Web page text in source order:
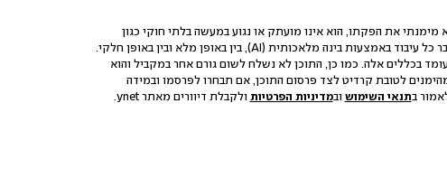
את הפקתו, הוא אינו מועתק או נגוע במעשה בלתי חוקי כגון
הסגת גבול ופגיעה בפרטיות. התוכן לא הופק, לא נערך ולא עבר כל עיבוד באמצעות בינה מלאכותית (AI), בין באופן מלא ובין באופן חלקי.
בכללים אלה. כמו כן, התוכן לא נשלח לשום גורם אחר במקביל והוא
לטובת קרדיט לצד פרסום התוכן, אם תבחרו לפרסמו ובמידה
בתנאי השימוש ובמדיניות הפרטיות ולקבלת דיוורים מאתר ynet.